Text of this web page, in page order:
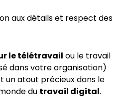
aux détails et respect des
le télétravail ou le travail
dans votre organisation)
un atout précieux dans le
du travail digital.